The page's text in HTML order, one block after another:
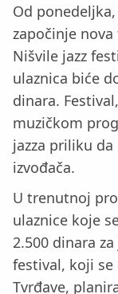
Od
započinje
Nišvile jazz
ulaznica biće
dinara.
muzičkom
jazza priliku
izvođača.
U trenutnoj
ulaznice koje
2.500 dinara
festival, koji se
Tvrđave,